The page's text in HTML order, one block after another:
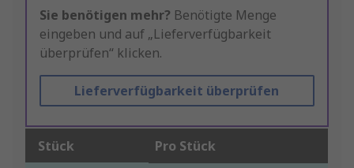
Sie benötigen mehr? Benötigte Menge
eingeben und auf „Lieferverfügbarkeit
überprüfen“ klicken.
Lieferverfügbarkeit überprüfen
Stück Pro Stück